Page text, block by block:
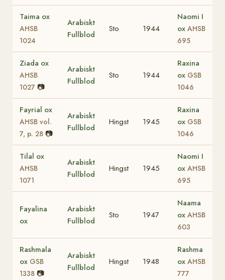
Taima ox
AHSB
1024
Arabiskt
Fullblod
Sto 1944
Naomi I
ox AHSB
695
Ziada ox
AHSB
1027 📷
Arabiskt
Fullblod
Sto 1944
Raxina
ox GSB
1046
Fayrial ox
AHSB vol.
7, p. 28 📷
Arabiskt
Fullblod
Hingst 1945
Raxina
ox GSB
1046
Tilal ox
AHSB
1071
Arabiskt
Fullblod
Hingst 1945
Naomi I
ox AHSB
695
Fayalina
ox
Arabiskt
Fullblod
Sto 1947
Naama
ox AHSB
603
Rashmala
ox GSB
1338 📷
Arabiskt
Fullblod
Hingst 1948
Rashma
ox AHSB
777